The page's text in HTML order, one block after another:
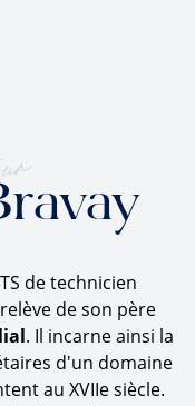
de technicien
de son père
. Il incarne ainsi la
d'un domaine
au XVIIe siècle.